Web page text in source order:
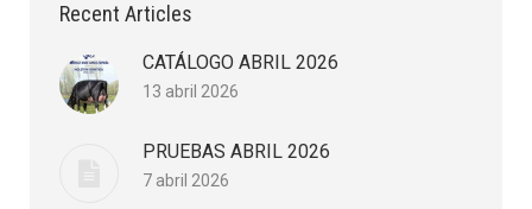
Recent Articles
CATÁLOGO ABRIL 2026
13 abril 2026
PRUEBAS ABRIL 2026
7 abril 2026